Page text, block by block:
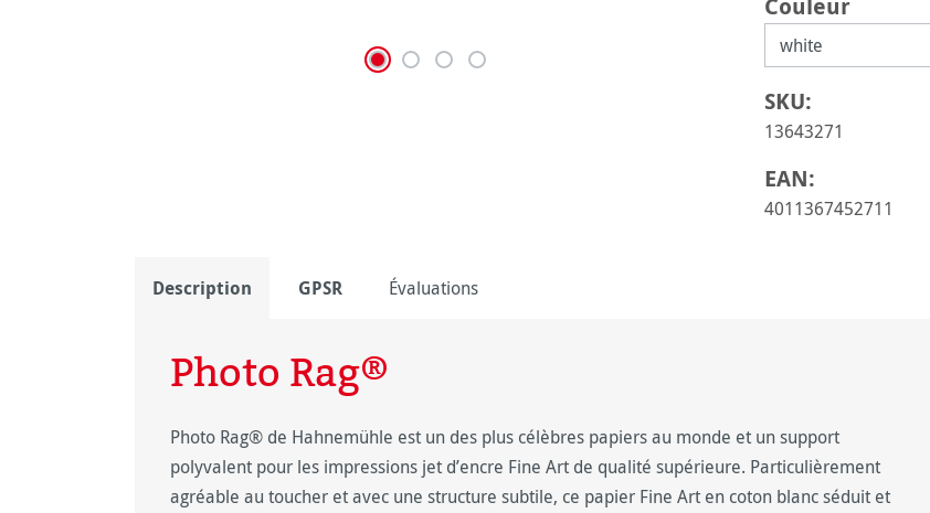
Couleur
SKU:
13643271
EAN:
4011367452711
Description GPSR Évaluations
Photo Rag®
Photo Rag® de Hahnemühle est un des plus célèbres papiers au monde et un support
polyvalent pour les impressions jet d’encre Fine Art de qualité supérieure. Particulièrement
agréable au toucher et avec une structure subtile, ce papier Fine Art en coton blanc séduit et